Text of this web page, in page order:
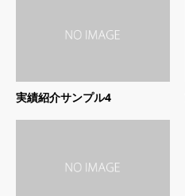
実績紹介サンプル4